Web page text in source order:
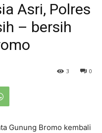
Asri, Polres
– bersih
0
3
Gunung Bromo kembali